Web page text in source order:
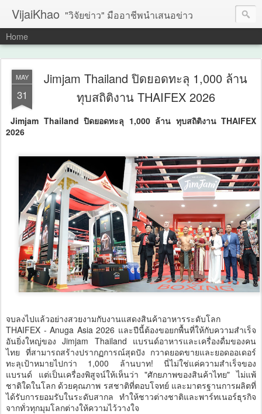
VijaiKhao "วิจัยข่าว" มืออาชีพนำเสนอข่าว
Home
MAY
31
Jimjam Thailand ปิดยอดทะลุ 1,000 ล้าน
ทุบสถิติงาน THAIFEX 2026
Jimjam Thailand ปิดยอดทะลุ 1,000 ล้าน ทุบสถิติงาน THAIFEX
2026
จบลงไปแล้วอย่างสวยงามกับงานแสดงสินค้าอาหารระดับโลก
THAIFEX - Anuga Asia 2026 และปีนี้ต้องขอยกพื้นที่ให้กับความสำเร็จ
อันยิ่งใหญ่ของ Jimjam Thailand แบรนด์อาหารและเครื่องดื่มของคน
ไทย ที่สามารถสร้างปรากฏการณ์สุดปัง กวาดยอดขายและยอดออเดอร์
ทะลุเป้าหมายไปกว่า 1,000 ล้านบาท! นี่ไม่ใช่แค่ความสำเร็จของ
แบรนด์ แต่เป็นเครื่องพิสูจน์ให้เห็นว่า "ศักยภาพของสินค้าไทย" ไม่แพ้
ชาติใดในโลก ด้วยคุณภาพ รสชาติที่ตอบโจทย์ และมาตรฐานการผลิตที่
ได้รับการยอมรับในระดับสากล ทำให้ชาวต่างชาติและพาร์ทเนอร์ธุรกิจ
จากทั่วทุกมุมโลกต่างให้ความไว้วางใจ